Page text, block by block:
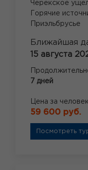
Черекское
Горячие
Приэльбрусье
Ближайшая
15 августа
7 дней
Цена за
59 600 руб.
Посмотреть